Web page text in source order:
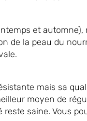
et automne),
de la peau du
mais sa
moyen de
reste saine. Vous